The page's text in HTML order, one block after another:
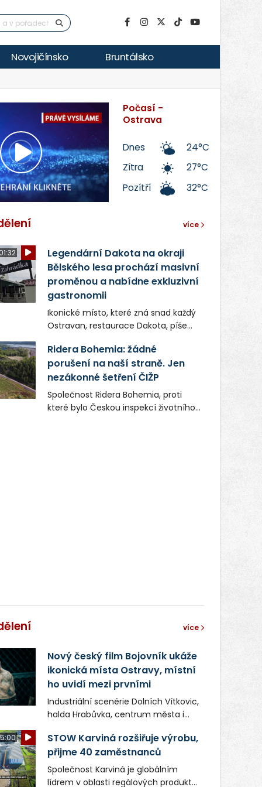
Novojičínsko Bruntálsko
Přehrát
video
Počasí -
Ostrava
Dnes
24°C
Zítra
27°C
Pozítří
32°C
více
Legendární Dakota na okraji
Bělského lesa prochází masivní
proměnou a nabídne exkluzivní
gastronomii
Ikonické místo, které zná snad každý
Ostravan, restaurace Dakota, píše
společnost Dang Investment Group
s.r.o. investuje do projektu přes 50
milionů korun. Cílem je přinést
Ostravě dva špičkové gastronomické
koncepty, které v regionu dosud
chyběly, luxusní středomořskou
Ridera Bohemia: žádné
porušení na naší straně. Jen
nezákonné šetření ČIŽP
Společnost Ridera Bohemia, proti
které bylo Českou inspekcí životního
více
Nový český film Bojovník ukáže
ikonická místa Ostravy, místní
ho uvidí mezi prvními
Industriální scenérie Dolních Vítkovic,
halda Hrabůvka, centrum města i
v novém filmu Bojovník, který vstoupí
do kin už 13. srpna. Režiséři Vojtěch
Frič a Tomáš Dianiška si
moravskoslezskou metropoli
STOW Karviná rozšiřuje výrobu,
přijme 40 zaměstnanců
Společnost Karviná je globálním
lídrem v oblasti regálových produktů